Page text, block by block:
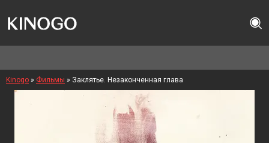
Kinogo » Фильмы » Заклятье. Незаконченная глава